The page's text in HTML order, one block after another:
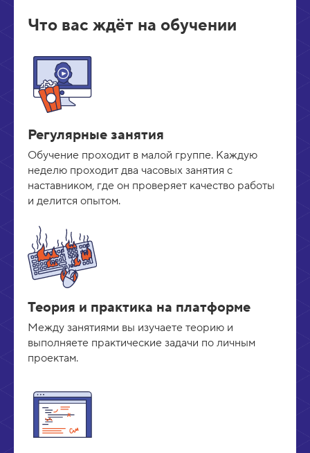
Что вас ждёт на обучении
Регулярные занятия
Обучение проходит в малой группе. Каждую
неделю проходит два часовых занятия с
наставником, где он проверяет качество работы
и делится опытом.
Теория и практика на платформе
Между занятиями вы изучаете теорию и
выполняете практические задачи по личным
проектам.